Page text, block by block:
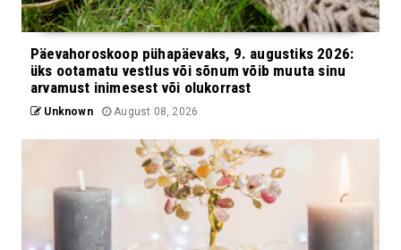
Päevahoroskoop pühapäevaks, 9. augustiks 2026:
üks ootamatu vestlus või sõnum võib muuta sinu
arvamust inimesest või olukorrast
Unknown August 08, 2026